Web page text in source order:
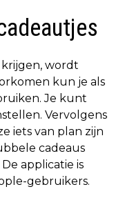
wordt
kun je als
Je kunt
Vervolgens
iets van plan zijn
cadeaus
applicatie is
gebruikers.